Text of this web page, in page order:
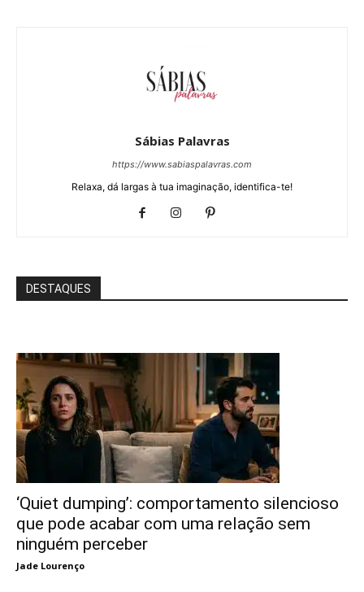
Sábias Palavras
https://www.sabiaspalavras.com
Relaxa, dá largas à tua imaginação, identifica-te!
DESTAQUES
‘Quiet dumping’: comportamento silencioso
que pode acabar com uma relação sem
ninguém perceber
Jade Lourenço